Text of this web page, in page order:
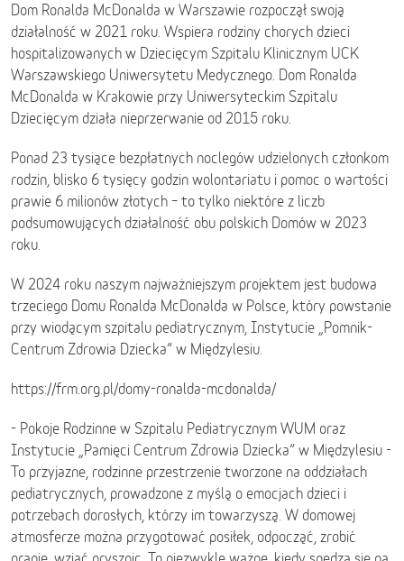
Dom Ronalda McDonalda w Warszawie rozpoczął swoją
działalność w 2021 roku. Wspiera rodziny chorych dzieci
hospitalizowanych w Dziecięcym Szpitalu Klinicznym UCK
Warszawskiego Uniwersytetu Medycznego. Dom Ronalda
McDonalda w Krakowie przy Uniwersyteckim Szpitalu
Dziecięcym działa nieprzerwanie od 2015 roku.
Ponad 23 tysiące bezpłatnych noclegów udzielonych członkom
rodzin, blisko 6 tysięcy godzin wolontariatu i pomoc o wartości
prawie 6 milionów złotych – to tylko niektóre z liczb
podsumowujących działalność obu polskich Domów w 2023
roku.
W 2024 roku naszym najważniejszym projektem jest budowa
trzeciego Domu Ronalda McDonalda w Polsce, który powstanie
przy wiodącym szpitalu pediatrycznym, Instytucie „Pomnik-
Centrum Zdrowia Dziecka” w Międzylesiu.
https://frm.org.pl/domy-ronalda-mcdonalda/
- Pokoje Rodzinne w Szpitalu Pediatrycznym WUM oraz
Instytucie „Pamięci Centrum Zdrowia Dziecka” w Międzylesiu -
To przyjazne, rodzinne przestrzenie tworzone na oddziałach
pediatrycznych, prowadzone z myślą o emocjach dzieci i
potrzebach dorosłych, którzy im towarzyszą. W domowej
atmosferze można przygotować posiłek, odpocząć, zrobić